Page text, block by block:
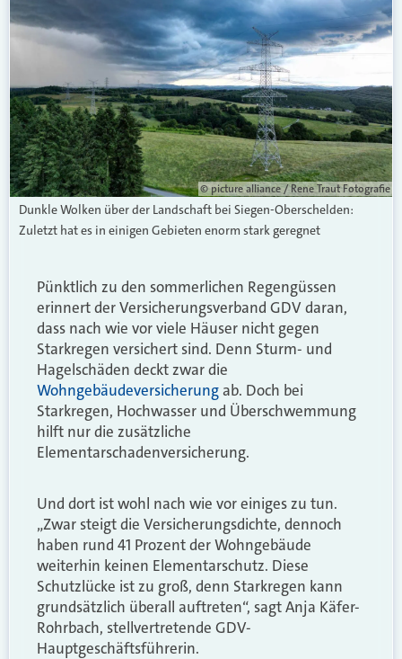
© picture alliance / Rene Traut Fotografie
Dunkle Wolken über der Landschaft bei Siegen-Oberschelden:
Zuletzt hat es in einigen Gebieten enorm stark geregnet
Pünktlich zu den sommerlichen Regengüssen
erinnert der Versicherungsverband GDV daran,
dass nach wie vor viele Häuser nicht gegen
Starkregen versichert sind. Denn Sturm- und
Hagelschäden deckt zwar die
Wohngebäudeversicherungab. Doch bei
Starkregen, Hochwasser und Überschwemmung
hilft nur die zusätzliche
Elementarschadenversicherung.
Und dort ist wohl nach wie vor einiges zu tun.
„Zwar steigt die Versicherungsdichte, dennoch
haben rund 41 Prozent der Wohngebäude
weiterhin keinen Elementarschutz. Diese
Schutzlücke ist zu groß, denn Starkregen kann
grundsätzlich überall auftreten“, sagt Anja Käfer-
Rohrbach, stellvertretende GDV-
Hauptgeschäftsführerin.